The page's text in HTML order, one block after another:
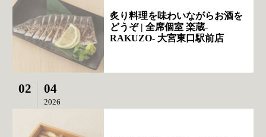
炙り料理を味わいながらお酒を
どうぞ | 全席個室 楽蔵‐
RAKUZO‐ 大宮東口駅前店
02 04
2026